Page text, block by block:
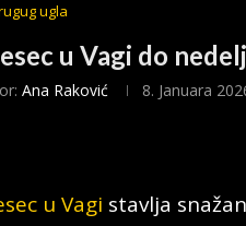
ugla
u Vagi do
Ana Raković 8. Januara
u Vagi stavlja